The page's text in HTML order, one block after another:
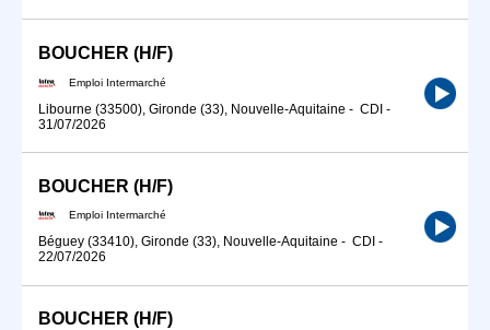
BOUCHER (H/F)
Emploi Intermarché
Libourne (33500), Gironde (33), Nouvelle-Aquitaine - CDI -
31/07/2026
BOUCHER (H/F)
Emploi Intermarché
Béguey (33410), Gironde (33), Nouvelle-Aquitaine - CDI -
22/07/2026
BOUCHER (H/F)